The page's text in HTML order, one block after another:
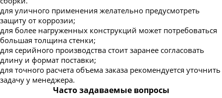
для уличного применения желательно предусмотреть
защиту от коррозии;
для более нагруженных конструкций может потребоваться
большая толщина стенки;
для серийного производства стоит заранее согласовать
длину и формат поставки;
для точного расчета объема заказа рекомендуется уточнить
задачу у менеджера.
Часто задаваемые вопросы